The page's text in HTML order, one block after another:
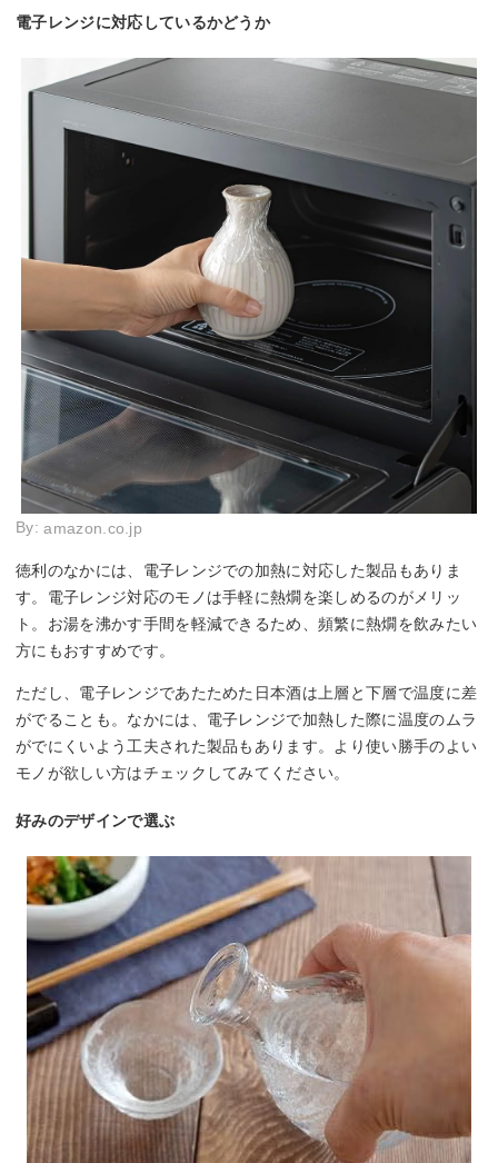
電子レンジに対応しているかどうか
By:amazon.co.jp
徳利のなかには、電子レンジでの加熱に対応した製品もありま
す。電子レンジ対応のモノは手軽に熱燗を楽しめるのがメリッ
ト。お湯を沸かす手間を軽減できるため、頻繁に熱燗を飲みたい
方にもおすすめです。
ただし、電子レンジであたためた日本酒は上層と下層で温度に差
がでることも。なかには、電子レンジで加熱した際に温度のムラ
がでにくいよう工夫された製品もあります。より使い勝手のよい
モノが欲しい方はチェックしてみてください。
好みのデザインで選ぶ